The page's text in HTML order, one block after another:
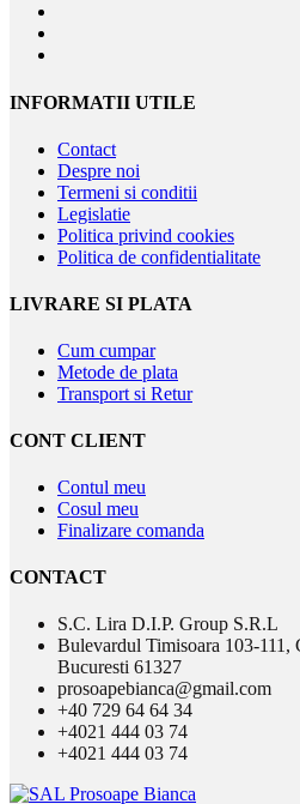
INFORMATII UTILE
Contact
Despre noi
Termeni si conditii
Legislatie
Politica privind cookies
Politica de confidentialitate
LIVRARE SI PLATA
Cum cumpar
Metode de plata
Transport si Retur
CONT CLIENT
Contul meu
Cosul meu
Finalizare comanda
CONTACT
S.C. Lira D.I.P. Group S.R.L
Bulevardul Timisoara 103-111,
Bucuresti 61327
prosoapebianca@gmail.com
+40 729 64 64 34
+4021 444 03 74
+4021 444 03 74